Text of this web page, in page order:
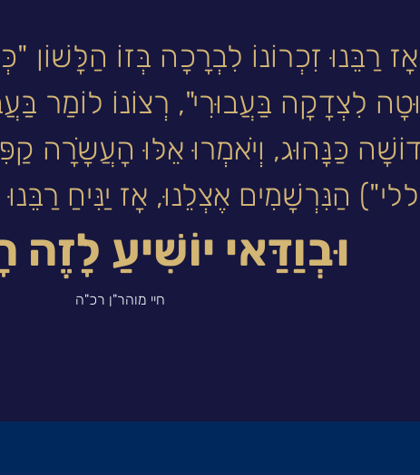
רַבֵּנוּ זִכְרוֹנוֹ לִבְרָכָה בְּזוֹ הַלָּשׁוֹן
לִצְדָקָה בַּעֲבוּרִי", רְצוֹנוֹ לוֹמַר
כַּנָּהוּג, וְיֹאמְרוּ אֵלּוּ הָעֲשָֹרָה
הַנִּרְשָׁמִים אֶצְלֵנוּ, אָז יַנִּיחַ
וּבְוַדַּאי יוֹשִׁיעַ
חיי מוהר"ן רכ"ה